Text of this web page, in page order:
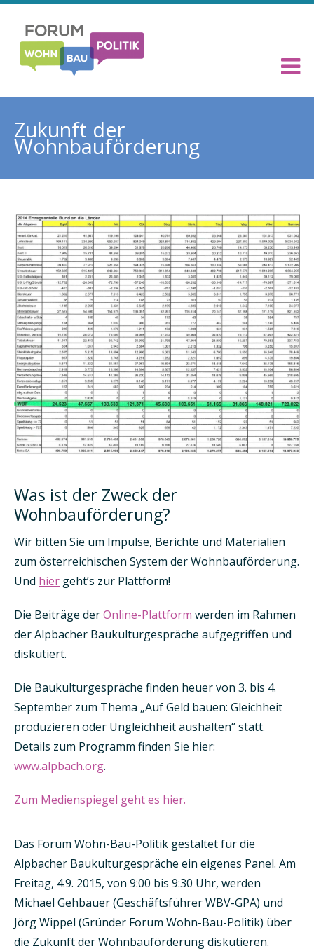
Zukunft der
Wohnbauförderung
Was ist der Zweck der
Wohnbauförderung?
Wir bitten Sie um Impulse, Berichte und Materialien
zum österreichischen System der Wohnbauförderung.
Und hier geht’s zur Plattform!
Die Beiträge derOnline-Plattform werden im Rahmen
der Alpbacher Baukulturgespräche aufgegriffen und
diskutiert.
Die Baukulturgespräche finden heuer von 3. bis 4.
September zum Thema „Auf Geld bauen: Gleichheit
produzieren oder Ungleichheit aushalten“ statt.
Details zum Programm finden Sie hier:
www.alpbach.org.
Zum Medienspiegel geht es hier.
Das Forum Wohn-Bau-Politik gestaltet für die
Alpbacher Baukulturgespräche ein eigenes Panel. Am
Freitag, 4.9. 2015, von 9:00 bis 9:30 Uhr, werden
Michael Gehbauer (Geschäftsführer WBV-GPA) und
Jörg Wippel (Gründer Forum Wohn-Bau-Politik) über
die Zukunft der Wohnbauförderung diskutieren.